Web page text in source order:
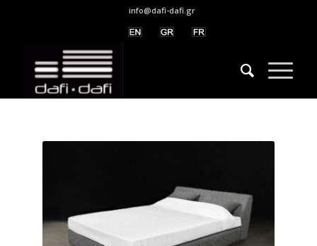
info@dafi-dafi.gr